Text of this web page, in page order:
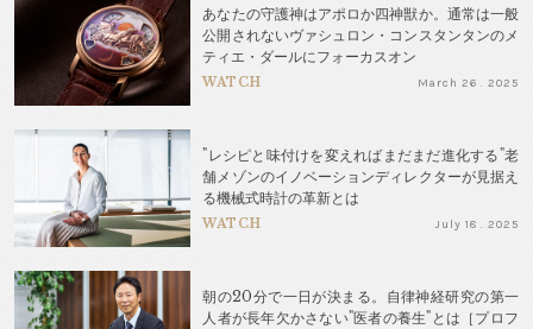
あなたの守護神はアポロか四神獣か。通常は一般
公開されないヴァシュロン・コンスタンタンのメ
ティエ・ダールにフォーカスオン
WATCH March 26 . 2025
"レシピと味付けを変えればまだまだ進化する"老
舗メゾンのイノベーションディレクターが見据え
る機械式時計の革新とは
WATCH July 18 . 2025
朝の20分で一日が決まる。自律神経研究の第一
人者が長年欠かさない"医者の養生"とは［プロフ